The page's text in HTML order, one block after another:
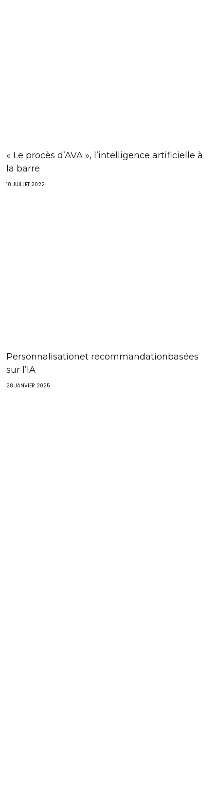
« Le procès d’AVA », l’intelligence artificielle à
la barre
18 JUILLET 2022
Personnalisationet recommandationbasées
sur l’IA
28 JANVIER 2025